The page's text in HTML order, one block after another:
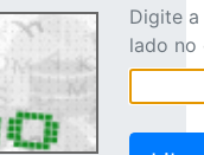
Digite
lado no